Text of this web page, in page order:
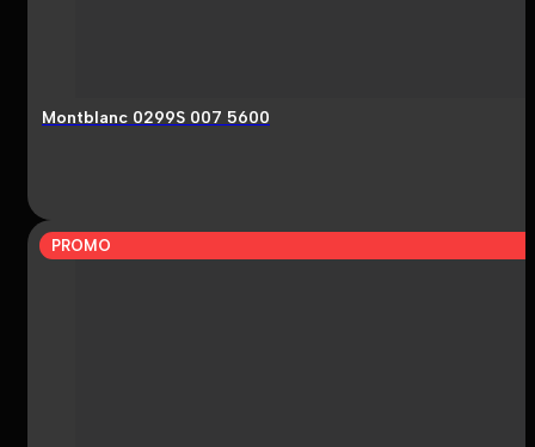
Montblanc 0299S 007 5600
PROMO